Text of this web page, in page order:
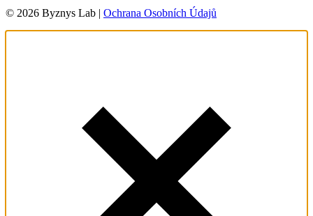
© 2026 Byznys Lab | Ochrana Osobních Údajů